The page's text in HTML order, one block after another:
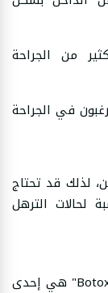
من الجراحة
في الجراحة
لذلك قد تحتاج
لحالات الترهل
شد الوجه بالبوتكس أو ما يُعرف بـ "Botox Facelift" هي إحدى